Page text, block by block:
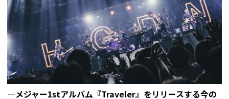
—メジャー1stアルバム『Traveler』をリリースする今の